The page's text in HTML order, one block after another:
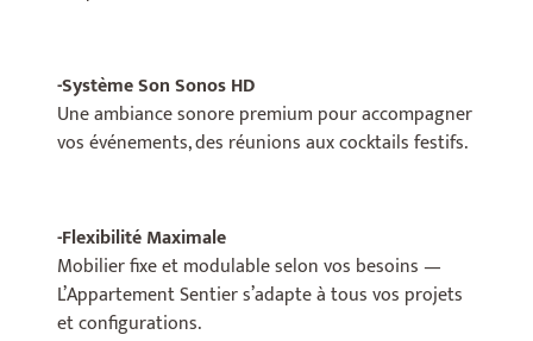
-Système Son Sonos HD
Une ambiance sonore premium pour accompagner
vos événements, des réunions aux cocktails festifs.
-Flexibilité Maximale
Mobilier fixe et modulable selon vos besoins —
L’Appartement Sentier s’adapte à tous vos projets
et configurations.